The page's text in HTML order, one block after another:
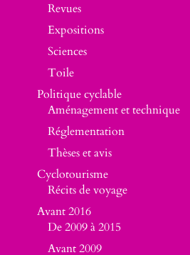
Revues
Expositions
Sciences
Toile
Politique cyclable
Aménagement et technique
Réglementation
Thèses et avis
Cyclotourisme
Récits de voyage
Avant 2016
De 2009 à 2015
Avant 2009